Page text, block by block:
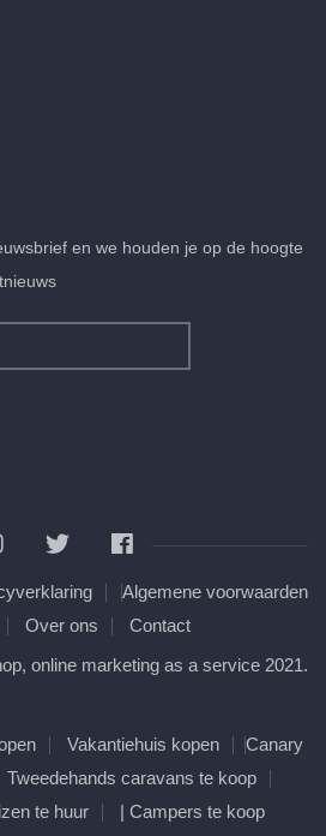
en we houden je op de hoogte
Algemene voorwaarden
Over ons
Contact
online marketing as a service2021.
Vakantiehuis kopen
Canary
Tweedehands caravans te koop
te huur
| Campers te koop